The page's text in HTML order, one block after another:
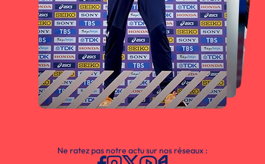
Ne ratez pas notre actu sur nos réseaux :